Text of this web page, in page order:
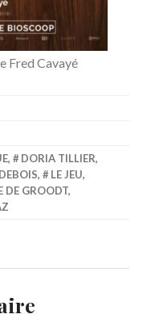
Fred Cavayé
, DORIA TILLIER,
, LE JEU,
DE GROODT,